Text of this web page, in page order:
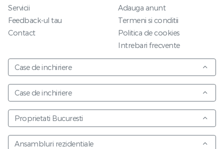
Servicii
Feedback-ul tau
Contact
Adauga anunt
Termeni si conditii
Politica de cookies
Intrebari frecvente
Case de inchiriere
Case de inchiriere
Proprietati Bucuresti
Ansambluri rezidentiale